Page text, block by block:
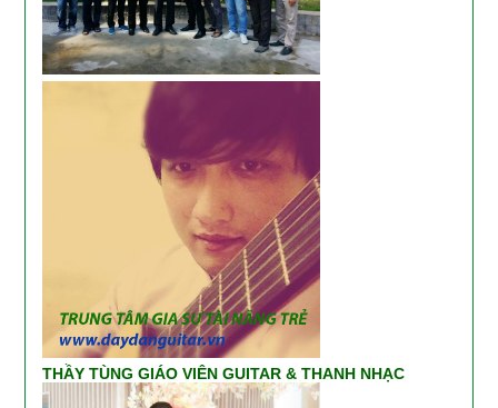
THẦY TÙNG GIÁO VIÊN GUITAR & THANH NHẠC